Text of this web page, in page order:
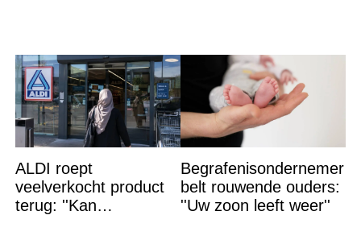
ALDI roept
veelverkocht product
terug: ''Kan
Begrafenisondernemer
belt rouwende ouders:
''Uw zoon leeft weer''